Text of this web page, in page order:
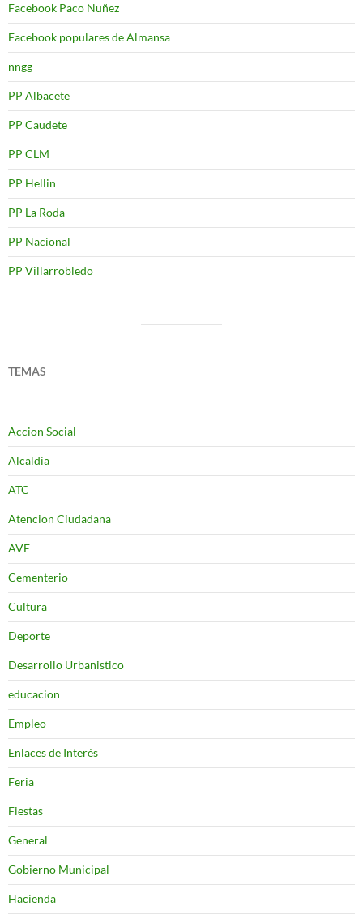
Facebook Paco Nuñez
Facebook populares de Almansa
nngg
PP Albacete
PP Caudete
PP CLM
PP Hellin
PP La Roda
PP Nacional
PP Villarrobledo
TEMAS
Accion Social
Alcaldia
ATC
Atencion Ciudadana
AVE
Cementerio
Cultura
Deporte
Desarrollo Urbanistico
educacion
Empleo
Enlaces de Interés
Feria
Fiestas
General
Gobierno Municipal
Hacienda